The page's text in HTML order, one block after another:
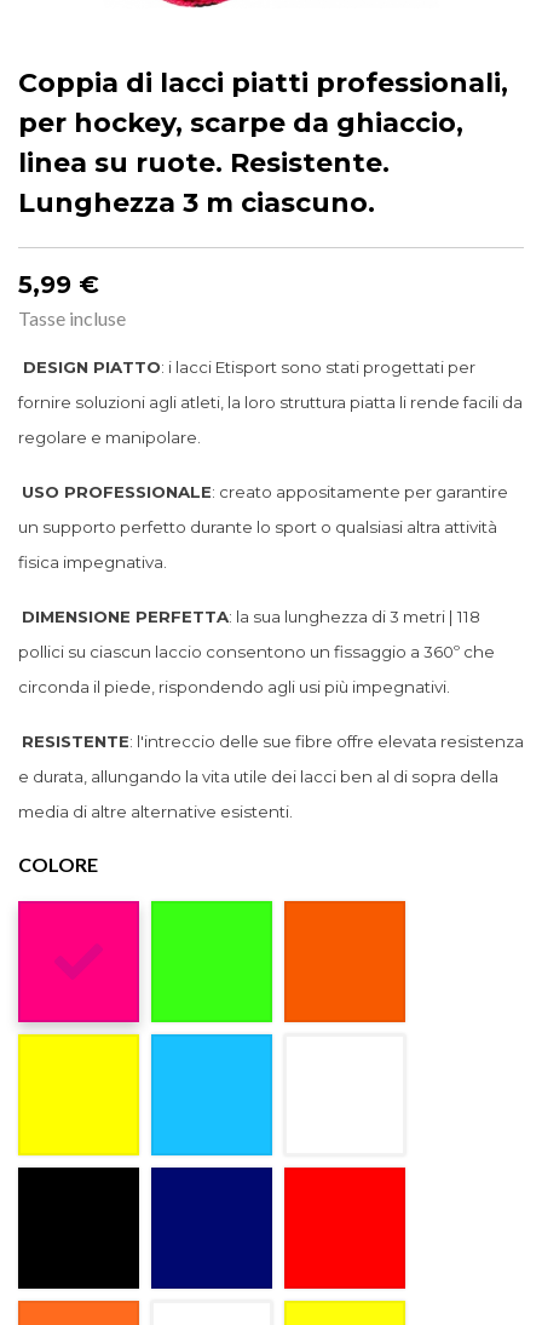
Coppia di lacci piatti professionali,
per hockey, scarpe da ghiaccio,
linea su ruote. Resistente.
Lunghezza 3 m ciascuno.
5,99 €
Tasse incluse
DESIGN PIATTO: i lacci Etisport sono stati progettati per
fornire soluzioni agli atleti, la loro struttura piatta li rende facili da
regolare e manipolare.
USO PROFESSIONALE: creato appositamente per garantire
un supporto perfetto durante lo sport o qualsiasi altra attività
fisica impegnativa.
DIMENSIONE PERFETTA: la sua lunghezza di 3 metri | 118
pollici su ciascun laccio consentono un fissaggio a 360º che
circonda il piede, rispondendo agli usi più impegnativi.
RESISTENTE: l'intreccio delle sue fibre offre elevata resistenza
e durata, allungando la vita utile dei lacci ben al di sopra della
media di altre alternative esistenti.
COLORE